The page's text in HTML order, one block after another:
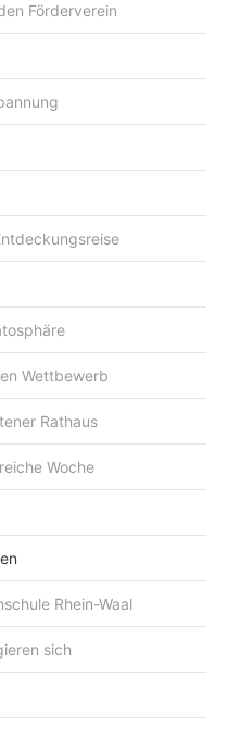
Förderverein
Wettbewerb
Rathaus
Woche
Rhein-Waal
sich